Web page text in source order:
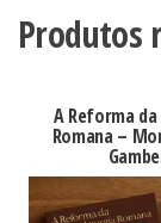
Produtos
A Reforma
Romana –